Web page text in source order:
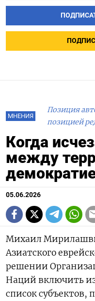
МНЕНИЯ
Позиция
позицией
Когда
между
05.06.2026
Михаил
Азиатского
решении
Наций включить
список субъектов,